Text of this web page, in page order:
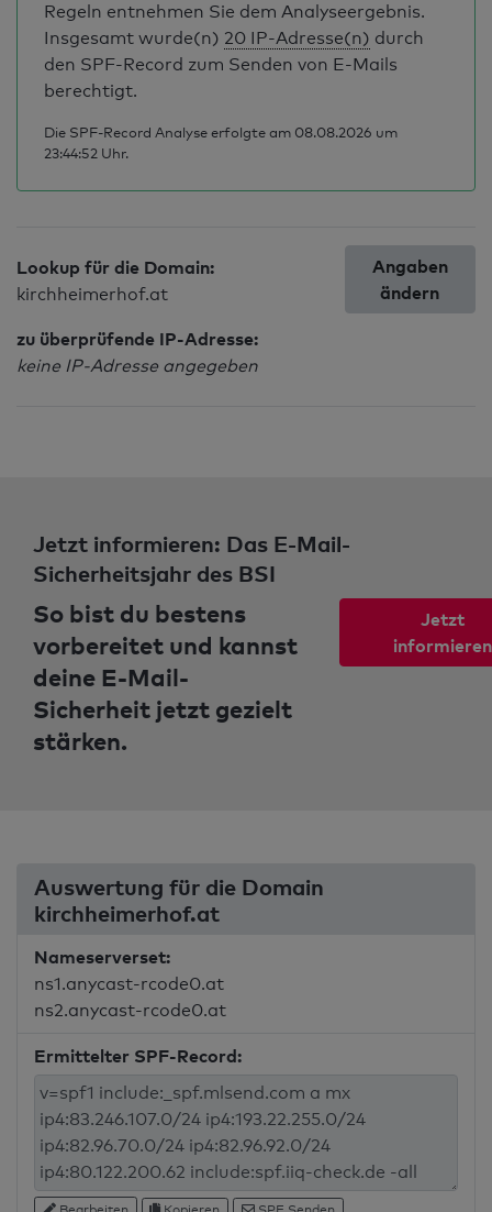
Regeln entnehmen Sie dem Analyseergebnis.
Insgesamt wurde(n) 20 IP-Adresse(n) durch
den SPF-Record zum Senden von E-Mails
berechtigt.
Die SPF-Record Analyse erfolgte am 08.08.2026 um
23:44:52 Uhr.
Lookup für die Domain:
kirchheimerhof.at
zu überprüfende IP-Adresse:
keine IP-Adresse angegeben
Angaben
ändern
Jetzt informieren: Das E-Mail-
Sicherheitsjahr des BSI
So bist du bestens
vorbereitet und kannst
deine E-Mail-
Sicherheit jetzt gezielt
stärken.
Jetzt
informieren
Auswertung für die Domain
kirchheimerhof.at
Nameserverset:
ns1.anycast-rcode0.at
ns2.anycast-rcode0.at
Ermittelter SPF-Record: